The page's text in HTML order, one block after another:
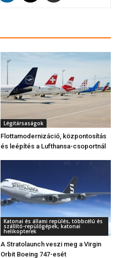
Légitársaságok
Flottamodernizáció, központosítás
és leépítés a Lufthansa-csoportnál
Katonai és állami repülés, többcélú és
szállító-repülőgépek, katonai
helikopterek
A Stratolaunch veszi meg a Virgin
Orbit Boeing 747-esét